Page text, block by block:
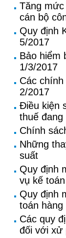
Tăng
cán bộ
Quy định
5/2017
Bảo hiểm
1/3/2017
Các
2/2017
Điều kiện
thuế
Chính
Những
suất
Quy định
vụ kế toán
Quy định
toán hàng
Các quy
đối với xử